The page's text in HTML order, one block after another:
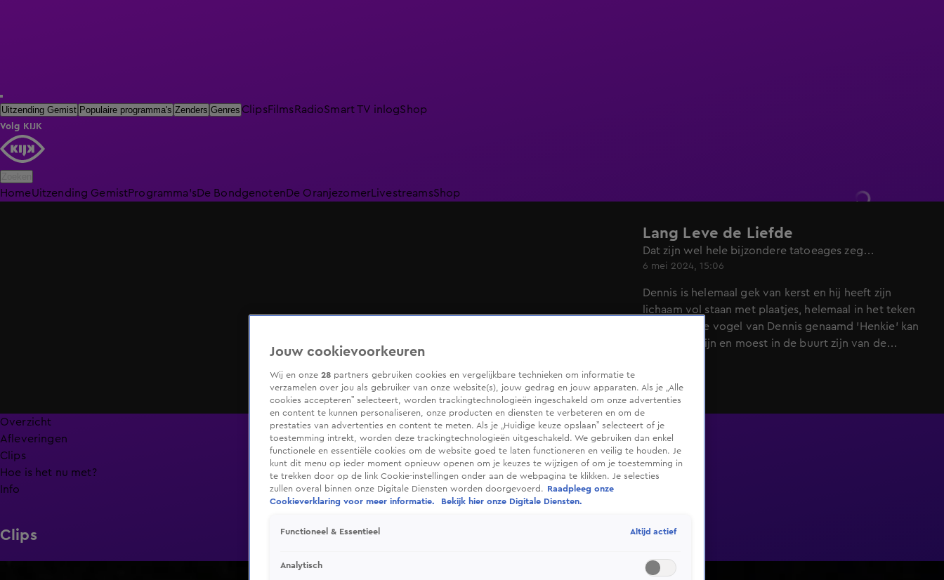
Uitzending Gemist Populaire programma's Zenders Genres ClipsFilmsRadioSmart TV inlogShop
Volg KIJK
HomeUitzending GemistProgramma'sDe BondgenotenDe Oranjezomer LivestreamsShop
Lang Leve de Liefde
Dat zijn wel hele bijzondere tatoeages zeg…
6 mei 2024, 15:06
Dennis is helemaal gek van kerst en hij heeft zijn
lichaam vol staan met plaatjes, helemaal in het teken
van kerst. De vogel van Dennis genaamd 'Henkie' kan
niet alleen zijn en moest in de buurt zijn van de
Overzicht
Afleveringen
Clips
Hoe is het nu met?
Info
Clips
Jouw cookievoorkeuren
Wij en onze 28 partners gebruiken cookies en vergelijkbare technieken om informatie te
verzamelen over jou als gebruiker van onze website(s), jouw gedrag en jouw apparaten. Als je „Alle
cookies accepteren” selecteert, worden trackingtechnologieën ingeschakeld om onze advertenties
en content te kunnen personaliseren, onze producten en diensten te verbeteren en om de
prestaties van advertenties en content te meten. Als je „Huidige keuze opslaan” selecteert of je
toestemming intrekt, worden deze trackingtechnologieën uitgeschakeld. We gebruiken dan enkel
functionele en essentiële cookies om de website goed te laten functioneren en veilig te houden. Je
kunt dit menu op ieder moment opnieuw openen om je keuzes te wijzigen of om je toestemming in
te trekken door op de link Cookie-instellingen onder aan de webpagina te klikken. Je selecties
zullen overal binnen onze Digitale Diensten worden doorgevoerd.
Raadpleeg onze
Cookieverklaring voor meer informatie.
Bekijk hier onze Digitale Diensten.
Functioneel & Essentieel Altijd actief
Analytisch